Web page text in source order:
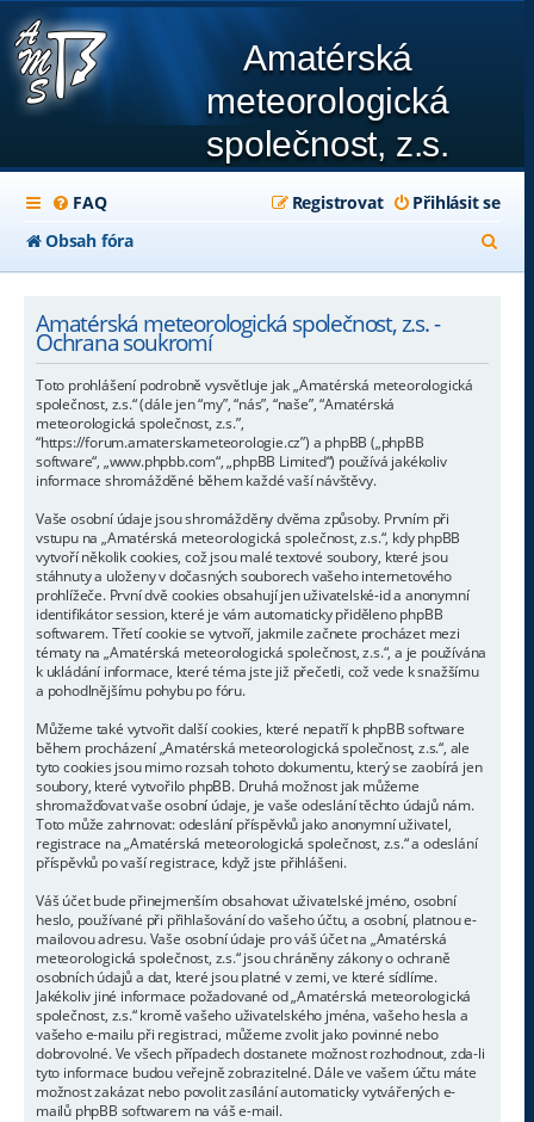
Amatérská
meteorologická
společnost, z.s.
FAQ Přihlásit se
Registrovat
Obsah fóra
l
Amatérská meteorologická společnost, z.s. -
Ochrana soukromí
Toto prohlášení podrobně vysvětluje jak „Amatérská meteorologická
společnost, z.s.“ (dále jen “my”, “nás”, “naše”, “Amatérská
meteorologická společnost, z.s.”,
“https://forum.amaterskameteorologie.cz”) a phpBB („phpBB
software“, „www.phpbb.com“, „phpBB Limited“) používá jakékoliv
informace shromážděné během každé vaší návštěvy.
Vaše osobní údaje jsou shromážděny dvěma způsoby. Prvním při
vstupu na „Amatérská meteorologická společnost, z.s.“, kdy phpBB
vytvoří několik cookies, což jsou malé textové soubory, které jsou
stáhnuty a uloženy v dočasných souborech vašeho internetového
prohlížeče. První dvě cookies obsahují jen uživatelské-id a anonymní
identifikátor session, které je vám automaticky přiděleno phpBB
softwarem. Třetí cookie se vytvoří, jakmile začnete procházet mezi
tématy na „Amatérská meteorologická společnost, z.s.“, a je používána
k ukládání informace, které téma jste již přečetli, což vede k snažšímu
a pohodlnějšímu pohybu po fóru.
Můžeme také vytvořit další cookies, které nepatří k phpBB software
během procházení „Amatérská meteorologická společnost, z.s.“, ale
tyto cookies jsou mimo rozsah tohoto dokumentu, který se zaobírá jen
soubory, které vytvořilo phpBB. Druhá možnost jak můžeme
shromažďovat vaše osobní údaje, je vaše odeslání těchto údajů nám.
Toto může zahrnovat: odeslání příspěvků jako anonymní uživatel,
registrace na „Amatérská meteorologická společnost, z.s.“ a odeslání
příspěvků po vaší registrace, když jste přihlášeni.
Váš účet bude přinejmenším obsahovat uživatelské jméno, osobní
heslo, používané při přihlašování do vašeho účtu, a osobní, platnou e-
mailovou adresu. Vaše osobní údaje pro váš účet na „Amatérská
meteorologická společnost, z.s.“ jsou chráněny zákony o ochraně
osobních údajů a dat, které jsou platné v zemi, ve které sídlíme.
Jakékoliv jiné informace požadované od „Amatérská meteorologická
společnost, z.s.“ kromě vašeho uživatelského jména, vašeho hesla a
vašeho e-mailu při registraci, můžeme zvolit jako povinné nebo
dobrovolné. Ve všech případech dostanete možnost rozhodnout, zda-li
tyto informace budou veřejně zobrazitelné. Dále ve vašem účtu máte
možnost zakázat nebo povolit zasílání automaticky vytvářených e-
mailů phpBB softwarem na váš e-mail.